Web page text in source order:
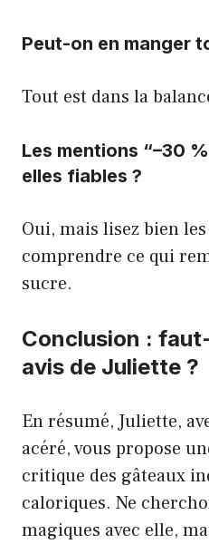
Peut-on en manger
Tout est dans la
Les mentions “–30
elles fiables ?
Oui, mais lisez bien
comprendre ce qui
sucre.
Conclusion :
avis de Juliette ?
En résumé, Juliette,
acéré, vous propose
critique des gâteaux
caloriques. Ne
magiques avec elle,